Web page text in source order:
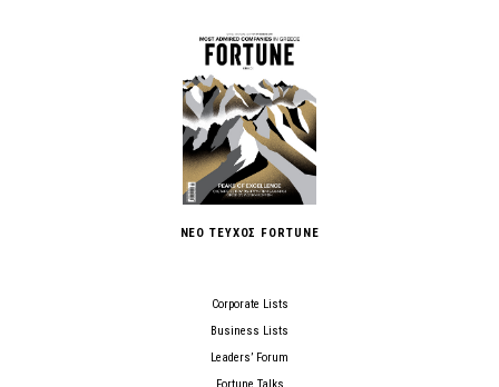
ΝΕΟ ΤΕΥΧΟΣ FORTUNE
Corporate Lists
Business Lists
Leaders’ Forum